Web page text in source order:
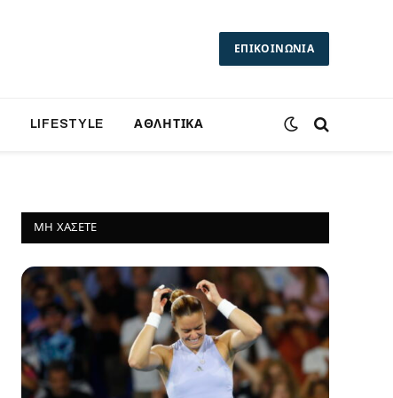
ΕΠΙΚΟΙΝΩΝΙΑ
LIFESTYLE ΑΘΛΗΤΙΚΑ
ΜΗ ΧΆΣΕΤΕ